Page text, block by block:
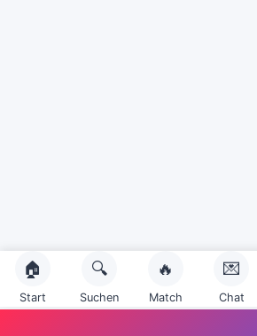
🏠
Start
🔍
Suchen
🔥
Match
💌
Chat